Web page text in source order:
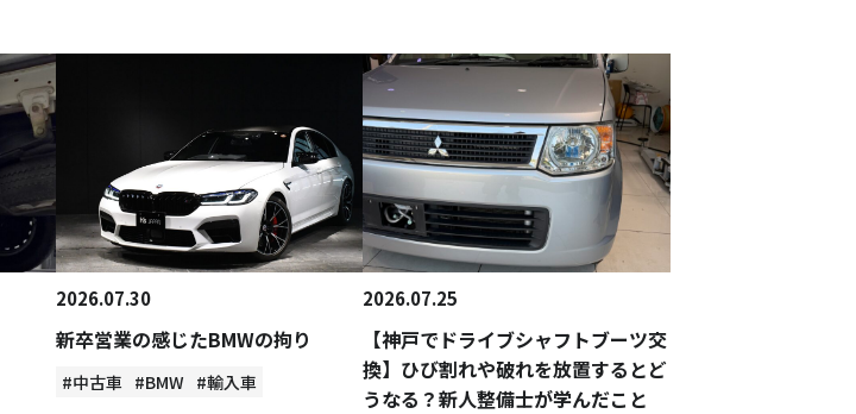
2026.07.30
新卒営業の感じたBMWの拘り
#中古車 #BMW #輸入車
2026.07.25
【神戸でドライブシャフトブーツ交
換】ひび割れや破れを放置するとど
うなる？新人整備士が学んだこと